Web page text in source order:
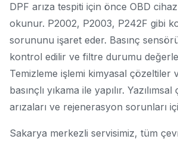
DPF arıza tespiti için önce OBD
okunur. P2002, P2003, P242F gibi
sorununu işaret eder. Basınç
kontrol edilir ve filtre durumu
Temizleme işlemi kimyasal çözeltiler
basınçlı yıkama ile yapılır.
arızaları ve rejenerasyon sorunları
Sakarya merkezli servisimiz, tüm